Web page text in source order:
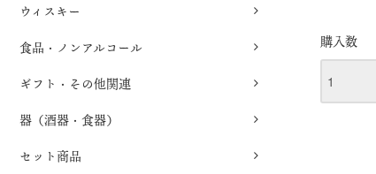
ウィスキー
食品・ノンアルコール
ギフト・その他関連
器（酒器・食器）
セット商品
購入数